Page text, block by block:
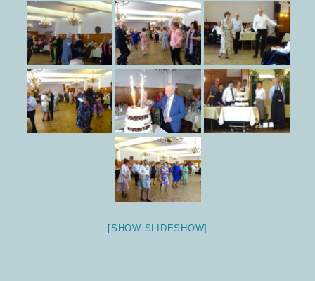
[SHOW SLIDESHOW]